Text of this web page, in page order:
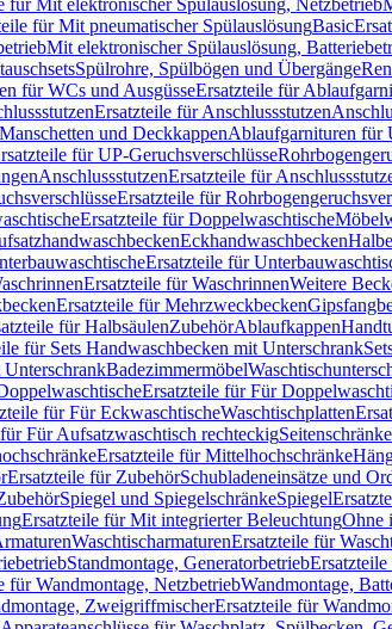
für Mit elektronischer Spülauslösung, Netzbetrieb
für Mit pneumatischer SpülauslösungBasic
Mit elektronischer Spülauslösung,
Spülrohre, Spülbögen und Übergänge
für WCs und AusgüsseErsatzteile für
Ersatzteile für Anschlussstutzen
Manschetten und DeckkappenAblaufgarnituren für
für UP-Geruchsverschlüsse
AnschlussstutzenErsatzteile für
Ersatzteile für
Ersatzteile für Doppelwaschtische
Eckhandwaschbecken
Ersatzteile für
Ersatzteile für WaschrinnenWeitere
Ersatzteile für Mehrzweckbecken
für HalbsäulenZubehörAblaufkappen
für Sets Handwaschbecken mit Unterschrank
Badezimmermöbel
Ersatzteile für Für
für Für EckwaschtischeWaschtischplatten
Für Aufsatzwaschtisch rechteckigSeitenschränke
Ersatzteile für Mittelhochschränke
Ersatzteile für ZubehörSchubladeneinsätze und
Spiegel und SpiegelschränkeSpiegel
Ersatzteile für Mit integrierter BeleuchtungOhne
WaschtischarmaturenErsatzteile für
Standmontage, Generatorbetrieb
für Wandmontage, NetzbetriebWandmontage,
ZweigriffmischerErsatzteile für